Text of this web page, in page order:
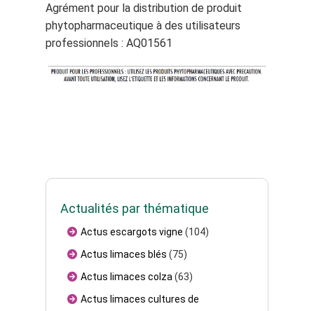
Agrément pour la distribution de produit
phytopharmaceutique à des utilisateurs
professionnels : AQ01561
Actualités par thématique
Actus escargots vigne (104)
Actus limaces blés (75)
Actus limaces colza(63)
Actus limaces cultures de